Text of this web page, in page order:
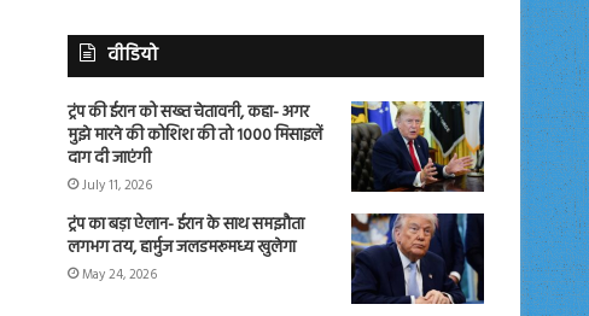
वीडियो
ट्रंप की ईरान को सख्त चेतावनी, कहा- अगर
मुझे मारने की कोशिश की तो 1000 मिसाइलें
दाग दी जाएंगी
July 11, 2026
ट्रंप का बड़ा ऐलान- ईरान के साथ समझौता
लगभग तय, हार्मुज जलडमरूमध्य खुलेगा
May 24, 2026